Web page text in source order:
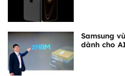
Samsung
dành cho